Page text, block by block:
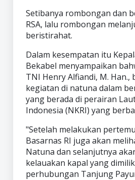
Setibanya rombongan dan
RSA, lalu rombongan
beristirahat.
Dalam kesempatan itu
Bekabel menyampaikan
TNI Henry Alfiandi, M.
kegiatan di natuna dalam
yang berada di perairan
Indonesia (NKRI) yang
"Setelah melakukan
Basarnas RI juga akan
Natuna dan selanjutnya
kelauakan kapal yang
perhubungan Tanjung